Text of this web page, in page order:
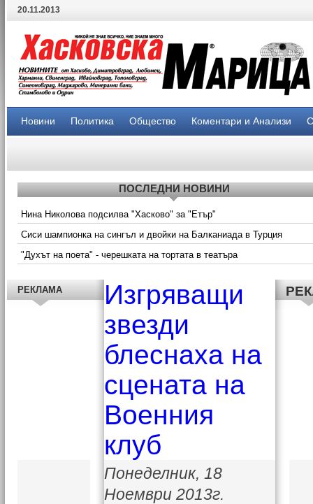
20.11.2013
Новини Политика Общество Коментари и Анализи
ПОСЛЕДНИ НОВИНИ
Нина Николова подсилва "Хасково" за "Етър"
Сиси шампионка на сингъл и двойки на Балканиада в Турция
"Духът на поета" - черешката на тортата в театъра
РЕКЛАМА
Изгряващи
звезди
блеснаха на
сцената на
Военния
клуб
Понеделник, 18
Ноември 2013г.